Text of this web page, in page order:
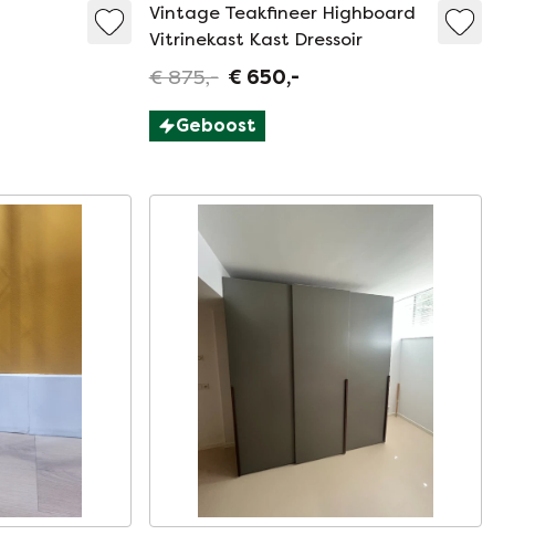
Vintage Teakfineer Highboard
Vitrinekast Kast Dressoir
€ 875,- € 650,-
Geboost